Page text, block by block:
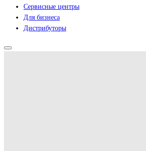
Сервисные центры
Для бизнеса
Дистрибуторы